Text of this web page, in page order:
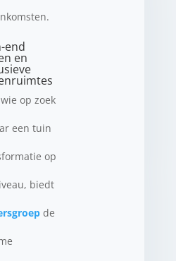
end
en
op zoek
een tuin
op
biedt
de